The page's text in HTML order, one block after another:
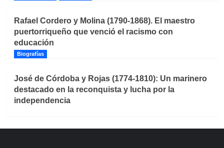
Rafael Cordero y Molina (1790-1868). El maestro
puertorriqueño que venció el racismo con
educación
Biografías
José de Córdoba y Rojas (1774-1810): Un marinero
destacado en la reconquista y lucha por la
independencia